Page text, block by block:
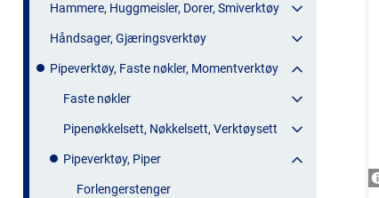
Hammere, Huggmeisler, Dorer, Smiverktøy
Håndsager, Gjæringsverktøy
Pipeverktøy, Faste nøkler, Momentverktøy
Faste nøkler
Pipenøkkelsett, Nøkkelsett, Verktøysett
Pipeverktøy, Piper
Forlengerstenger